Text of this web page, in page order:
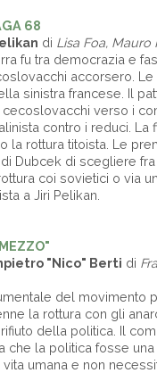
68
di Lisa Foa, Mauro
fu tra democrazia e
accorsero. Le
sinistra francese. Il
verso i
contro i reduci. La
la rottura titoista. Le
di Dubcek di scegliere
coi sovietici o via
a Jiri Pelikan.
"Nico" Berti di
del movimento
la rottura con gli
della politica. Il
che la politica fosse
umana e non